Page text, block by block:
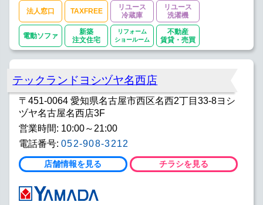
法人窓口 TAXFREE
リユース
冷蔵庫
リユース
洗濯機
電動ソファ
新築
注文住宅
リフォーム
ショールーム
不動産
賃貸・売買
テックランドヨシヅヤ名西店
〒451-0064 愛知県名古屋市西区名西2丁目33-8ヨシ
ヅヤ名古屋名西店3F
営業時間: 10:00～21:00
電話番号: 052-908-3212
店舗情報を見る チラシを見る